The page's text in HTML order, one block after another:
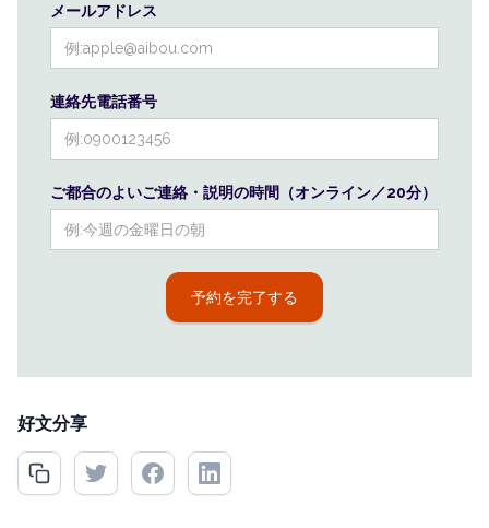
メールアドレス
連絡先電話番号
ご都合のよいご連絡・説明の時間（オンライン／20分）
好文分享